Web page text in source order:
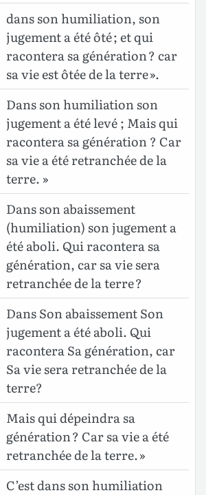
dans son humiliation, son
jugement a été ôté ; et qui
racontera sa génération ? car
sa vie est ôtée de la terre ».
Dans son humiliation son
jugement a été levé ; Mais qui
racontera sa génération ? Car
sa vie a été retranchée de la
terre. »
Dans son abaissement
(humiliation) son jugement a
été aboli. Qui racontera sa
génération, car sa vie sera
retranchée de la terre ?
Dans Son abaissement Son
jugement a été aboli. Qui
racontera Sa génération, car
Sa vie sera retranchée de la
terre?
Mais qui dépeindra sa
génération ? Car sa vie a été
retranchée de la terre. »
C’est dans son humiliation